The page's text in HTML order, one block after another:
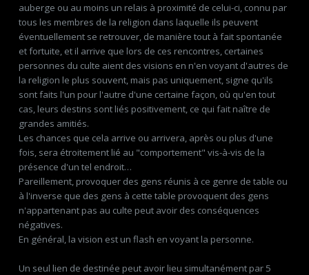
auberge ou au moins un relais à proximité de celui-ci, connu par
tous les membres de la religion dans laquelle ils peuvent
éventuellement se retrouver, de manière tout à fait spontanée
et fortuite, et il arrive que lors de ces rencontres, certaines
personnes du culte aient des visions en n'en voyant d'autres de
la religion le plus souvent, mais pas uniquement, signe qu'ils
sont faits l'un pour l'autre d'une certaine façon, où qu'en tout
cas, leurs destins sont liés positivement, ce qui fait naître de
grandes amitiés.
Les chances que cela arrive ou arrivera, après ou plus d'une
fois, sera étroitement lié au "comportement" vis-à-vis de la
présence d'un tel endroit…
Pareillement, provoquer des gens réunis à ce genre de table ou
à l'inverse que des gens à cette table provoquent des gens
n'appartenant pas au culte peut avoir des conséquences
négatives.
En général, la vision est un flash en voyant la personne.
Un seul lien de destinée peut avoir lieu simultanément par 5